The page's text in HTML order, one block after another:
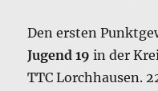
Den ersten
Jugend 19 in der
TTC Lorchhausen.